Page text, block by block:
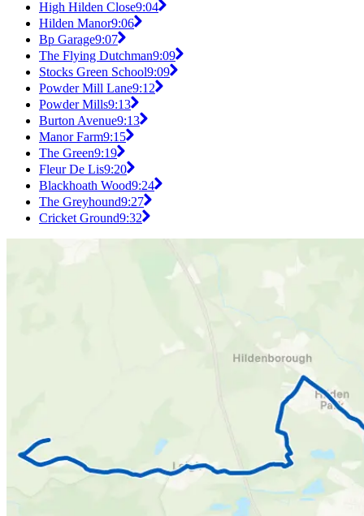
High Hilden Close9:04
Hilden Manor9:06
Bp Garage9:07
The Flying Dutchman9:09
Stocks Green School9:09
Powder Mill Lane9:12
Powder Mills9:13
Burton Avenue9:13
Manor Farm9:15
The Green9:19
Fleur De Lis9:20
Blackhoath Wood9:24
The Greyhound9:27
Cricket Ground9:32